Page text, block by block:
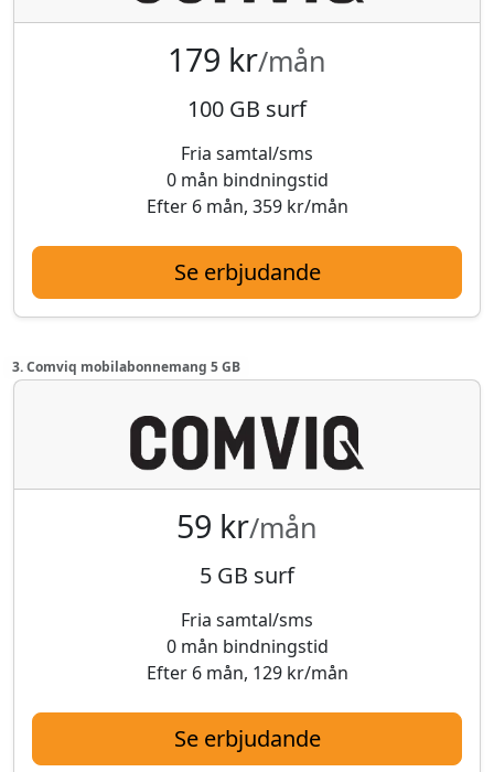
179 kr/mån
100 GB surf
Fria samtal/sms
0 mån bindningstid
Efter 6 mån, 359 kr/mån
Se erbjudande
3. Comviq mobilabonnemang 5 GB
59 kr/mån
5 GB surf
Fria samtal/sms
0 mån bindningstid
Efter 6 mån, 129 kr/mån
Se erbjudande